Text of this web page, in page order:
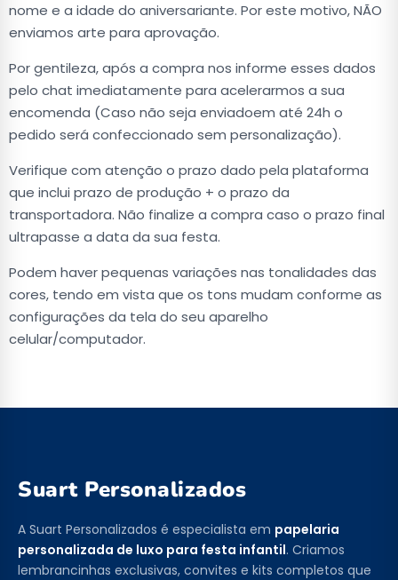
nome e a idade do aniversariante. Por este motivo, NÃO
enviamos arte para aprovação.
Por gentileza, após a compra nos informe esses dados
pelo chat imediatamente para acelerarmos a sua
encomenda (Caso não seja enviadoem até 24h o
pedido será confeccionado sem personalização).
Verifique com atenção o prazo dado pela plataforma
que inclui prazo de produção + o prazo da
transportadora. Não finalize a compra caso o prazo final
ultrapasse a data da sua festa.
Podem haver pequenas variações nas tonalidades das
cores, tendo em vista que os tons mudam conforme as
configurações da tela do seu aparelho
celular/computador.
Suart Personalizados
A Suart Personalizados é especialista em papelaria
personalizada de luxo para festa infantil. Criamos
lembrancinhas exclusivas, convites e kits completos que